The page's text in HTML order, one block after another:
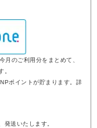
のご利用分をまとめて、
。
ポイントが貯まります。詳
発送いたします。